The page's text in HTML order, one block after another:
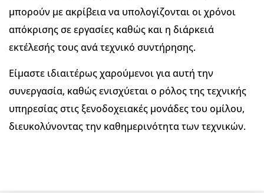
μπορούν με ακρίβεια να υπολογίζονται οι χρόνοι
απόκρισης σε εργασίες καθώς και η διάρκειά
εκτέλεσής τους ανά τεχνικό συντήρησης.
Είμαστε ιδιαιτέρως χαρούμενοι για αυτή την
συνεργασία, καθώς ενισχύεται ο ρόλος της τεχνικής
υπηρεσίας στις ξενοδοχειακές μονάδες του ομίλου,
διευκολύνοντας την καθημερινότητα των τεχνικών.